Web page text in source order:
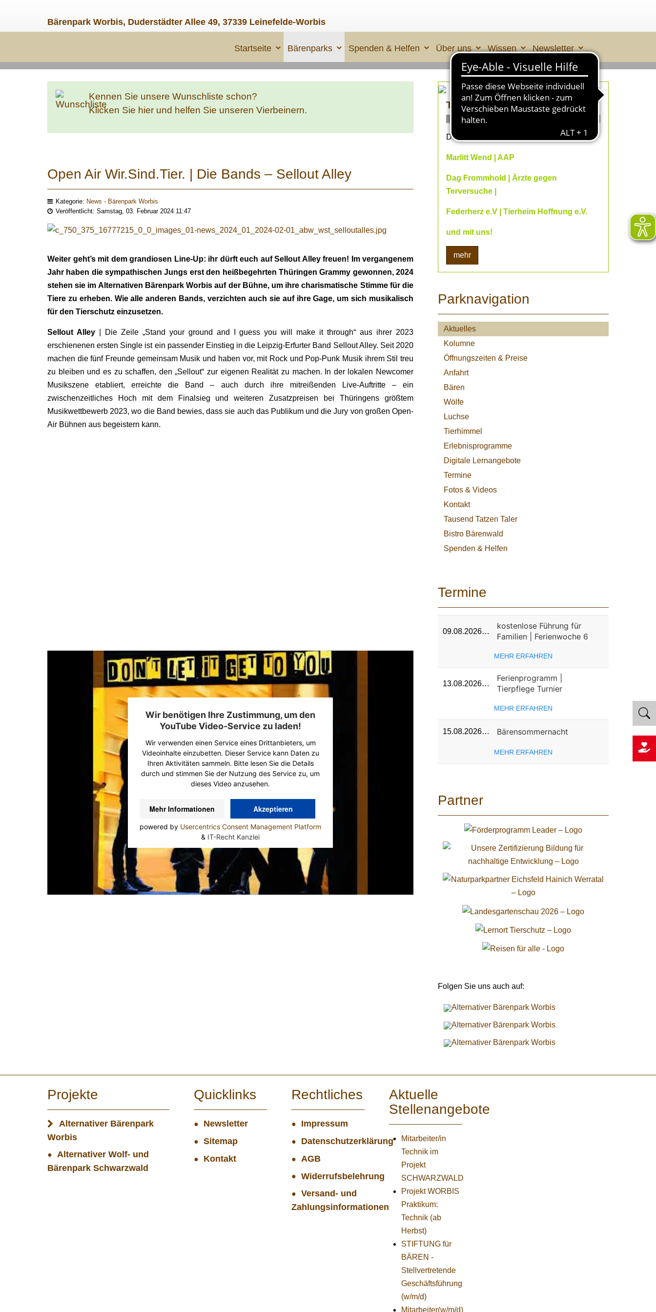
Bärenpark Worbis, Duderstädter Allee 49, 37339 Leinefelde-Worbis
Startseite Bärenparks Spenden & Helfen Über uns Wissen Newsletter
Kennen Sie unsere Wunschliste schon?
Klicken Sie hier und helfen Sie unseren Vierbeinern.
Open Air Wir.Sind.Tier. | Die Bands – Sellout Alley
Kategorie: News - Bärenpark Worbis
Veröffentlicht: Samstag, 03. Februar 2024 11:47
Weiter geht’s mit dem grandiosen Line-Up: ihr dürft euch auf Sellout Alley freuen! Im vergangenem
Jahr haben die sympathischen Jungs erst den heißbegehrten Thüringen Grammy gewonnen, 2024
stehen sie im Alternativen Bärenpark Worbis auf der Bühne, um ihre charismatische Stimme für die
Tiere zu erheben. Wie alle anderen Bands, verzichten auch sie auf ihre Gage, um sich musikalisch
für den Tierschutz einzusetzen.
Sellout Alley| Die Zeile „Stand your ground and I guess you will make it through“ aus ihrer 2023
erschienenen ersten Single ist ein passender Einstieg in die Leipzig-Erfurter Band Sellout Alley. Seit 2020
machen die fünf Freunde gemeinsam Musik und haben vor, mit Rock und Pop-Punk Musik ihrem Stil treu
zu bleiben und es zu schaffen, den „Sellout“ zur eigenen Realität zu machen. In der lokalen Newcomer
Musikszene etabliert, erreichte die Band – auch durch ihre mitreißenden Live-Auftritte – ein
zwischenzeitliches Hoch mit dem Finalsieg und weiteren Zusatzpreisen bei Thüringens größtem
Musikwettbewerb 2023, wo die Band bewies, dass sie auch das Publikum und die Jury von großen Open-
Air Bühnen aus begeistern kann.
Wir benötigen Ihre Zustimmung, um den
YouTube Video-Service zu laden!
Wir verwenden einen Service eines Drittanbieters, um
Videoinhalte einzubetten. Dieser Service kann Daten zu
Ihren Aktivitäten sammeln. Bitte lesen Sie die Details
durch und stimmen Sie der Nutzung des Service zu, um
dieses Video anzusehen.
Mehr Informationen Akzeptieren
powered by Usercentrics Consent Management Platform
& IT-Recht Kanzlei
TIERLEID made in ÜBERALL 2
ONLINE- Fachvorträge
Dein Online-Herbst 2026 mit
Marlitt Wend | AAP
Dag Frommhold | Ärzte gegen
Terversuche |
Federherz e.V | Tierheim Hoffnung e.V.
und mit uns!
mehr
Parknavigation
Aktuelles
Kolumne
Öffnungszeiten & Preise
Anfahrt
Bären
Wölfe
Luchse
Tierhimmel
Erlebnisprogramme
Digitale Lernangebote
Termine
Fotos & Videos
Kontakt
Tausend Tatzen Taler
Bistro Bärenwald
Spenden & Helfen
Termine
09.08.2026…
kostenlose Führung für
Familien | Ferienwoche 6
MEHR ERFAHREN
13.08.2026…
Ferienprogramm |
Tierpflege Turnier
MEHR ERFAHREN
15.08.2026… Bärensommernacht
MEHR ERFAHREN
Partner
Folgen Sie uns auch auf:
Projekte
Alternativer Bärenpark
Worbis
Alternativer Wolf- und
Bärenpark Schwarzwald
Quicklinks
Newsletter
Sitemap
Kontakt
Rechtliches
Impressum
Datenschutzerklärung
AGB
Widerrufsbelehrung
Versand- und
Zahlungsinformationen
Aktuelle
Stellenangebote
Mitarbeiter/in
Technik im
Projekt
SCHWARZWALD
Projekt WORBIS
Praktikum:
Technik (ab
Herbst)
STIFTUNG für
BÄREN -
Stellvertretende
Geschäftsführung
(w/m/d)
Mitarbeiter(w/m/d)